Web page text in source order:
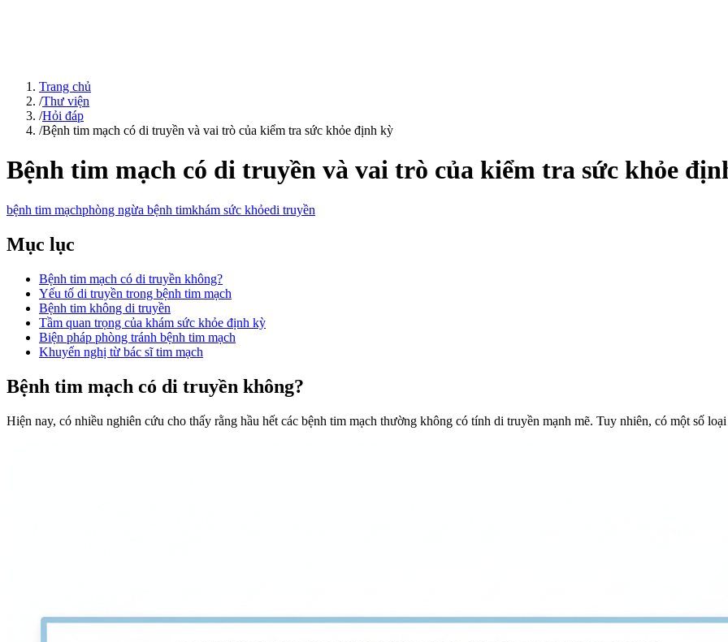
Trang chủ
/Thư viện
/Hỏi đáp
/Bệnh tim mạch có di truyền và vai trò của kiểm tra sức khỏe định kỳ
Bệnh tim mạch có di truyền và vai trò của kiểm tra sức khỏe
bệnh tim mạchphòng ngừa bệnh timkhám sức khỏedi truyền
Mục lục
Bệnh tim mạch có di truyền không?
Yếu tố di truyền trong bệnh tim mạch
Bệnh tim không di truyền
Tầm quan trọng của khám sức khỏe định kỳ
Biện pháp phòng tránh bệnh tim mạch
Khuyến nghị từ bác sĩ tim mạch
Bệnh tim mạch có di truyền không?
Hiện nay, có nhiều nghiên cứu cho thấy rằng hầu hết các bệnh tim mạch thường không có tính di truyền mạnh mẽ. Tuy nhiên, có một số